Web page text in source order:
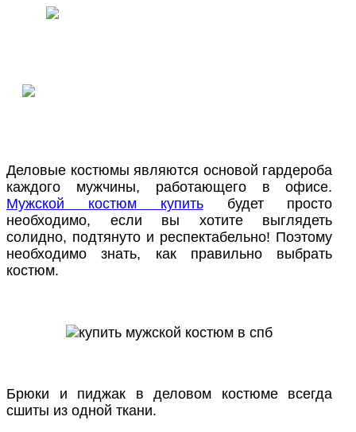
Деловые костюмы являются основой гардероба
каждого мужчины, работающего в офисе.
Мужской костюм купитьбудет просто
необходимо, если вы хотите выглядеть
солидно, подтянуто и респектабельно! Поэтому
необходимо знать, как правильно выбрать
костюм.
Брюки и пиджак в деловом костюме всегда
сшиты из одной ткани.